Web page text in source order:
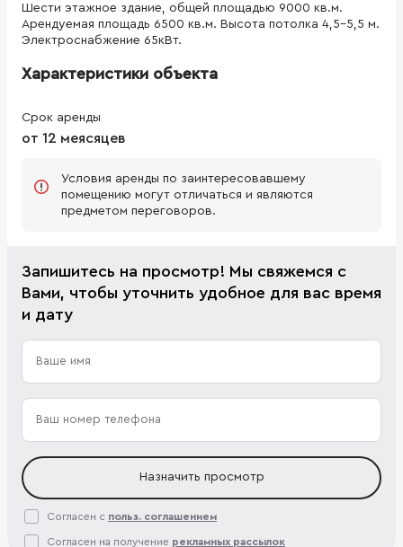
Шести этажное здание, общей площадью 9000 кв.м.
Арендуемая площадь 6500 кв.м. Высота потолка 4,5-5,5 м.
Электроснабжение 65кВт.
Характеристики объекта
Срок аренды
от 12 меясяцев
Условия аренды по заинтересовавшему
помещению могут отличаться и являются
предметом переговоров.
Запишитесь на просмотр! Мы свяжемся с
Вами, чтобы уточнить удобное для вас время
и дату
Назначить просмотр
Согласен с польз. соглашением
Согласен на получение рекламных рассылок